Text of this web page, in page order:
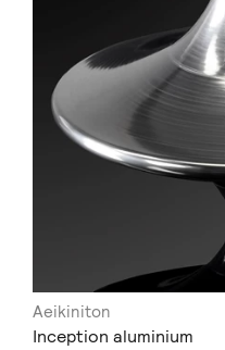
Aeikiniton
Inception aluminium